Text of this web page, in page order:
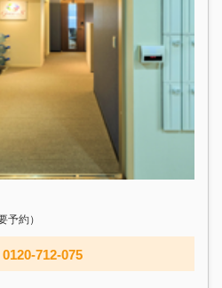
予約）
712-075